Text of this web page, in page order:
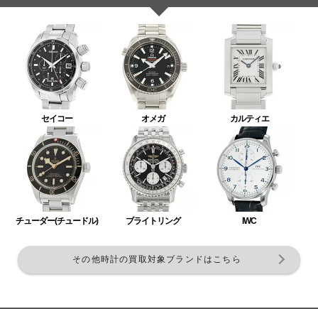
セイコー オメガ カルティエ
チューダー(チュードル) ブライトリング IWC
その他時計の買取対象ブランドはこちら